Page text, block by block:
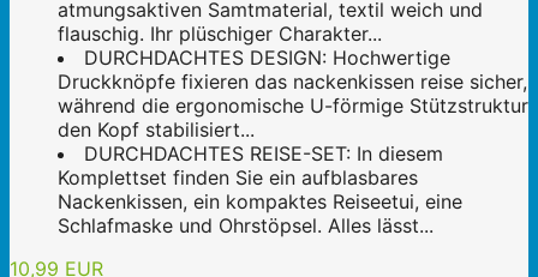
atmungsaktiven Samtmaterial, textil weich und
flauschig. Ihr plüschiger Charakter...
DURCHDACHTES DESIGN: Hochwertige
Druckknöpfe fixieren das nackenkissen reise sicher,
während die ergonomische U-förmige Stützstruktur
den Kopf stabilisiert...
DURCHDACHTES REISE-SET: In diesem
Komplettset finden Sie ein aufblasbares
Nackenkissen, ein kompaktes Reiseetui, eine
Schlafmaske und Ohrstöpsel. Alles lässt...
10,99 EUR